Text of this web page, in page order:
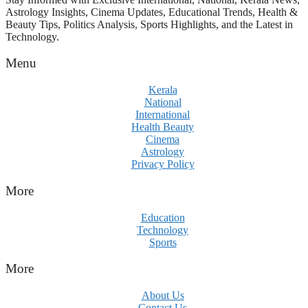
Astrology Insights, Cinema Updates, Educational Trends, Health &
Beauty Tips, Politics Analysis, Sports Highlights, and the Latest in
Technology.
Menu
Kerala
National
International
Health Beauty
Cinema
Astrology
Privacy Policy
More
Education
Technology
Sports
More
About Us